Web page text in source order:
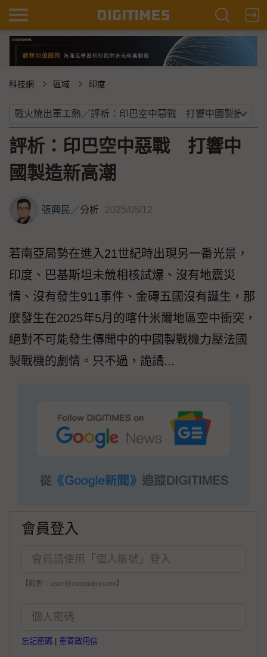
科技網 區域 印度
評析：印巴空中惡戰 打響中
國製造新高潮
張興民／分析 2025/05/12
若南亞局勢在進入21世紀時出現另一番光景，
印度、巴基斯坦未競相核試爆、沒有地震災
情、沒有發生911事件、金磚五國沒有誕生，那
麼發生在2025年5月的喀什米爾地區空中衝突，
絕對不可能發生傳聞中的中國製戰機力壓法國
製戰機的劇情。只不過，詭譎...
會員登入
【範例：user@company.com】
忘記密碼 重寄啟用信